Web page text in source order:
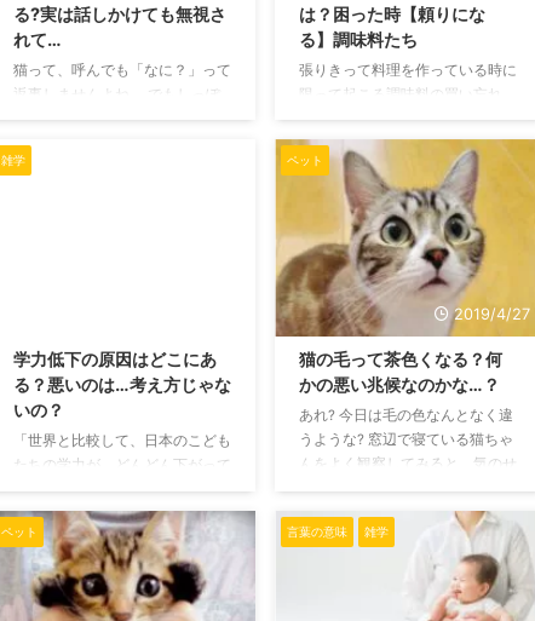
形 う-け 連用形 う-け 終止形 う-
く 連体形 う-くる 已然形 う-くれ
命令形 う-けよ 語幹―見(み)ゆ 未
然 ...
しっぽをパタパタと動かすことが
あります。 これは、これから何
をしようか?と考えている時のし
ぐさです。 あなたもこれから ...
る?実は話しかけても無視さ
れて…
猫って、呼んでも「なに？」って
返事しませんよね。 でもしっぽ
いるってことなのでしょうか? 寝
ている時にも、しっぽがピクピク
るのでしょうか? あなたの猫ちゃ
んはどうですか? 私が飼っている
猫ちゃんの名前を呼ぶと「ニャ
ー」と鳴いて返事をしてくれてい
るように見えることもあ ...
は？困った時【頼りにな
る】調味料たち
張りきって料理を作っている時に
限って起こる調味料の買い忘れ。
ないものもあるかもしれません
が、その中でも醤油はそういうわ
けにもいかないと思います。 今
回はそんな醤油の代わりに使える
ものを紹介していきます。 意外
とたくさん？醤油に代わる調味料
それでは醤油の代用品を見ていき
ます。 基本的には普段使う醤油
に完全に代われるものではないの
で、あくまで緊急時のものとして
見てください。 めんつゆ 料理に
混ぜて使う場合には恐らく最も使
いやすい代用品です。 市販のめ
んつゆの成分はだしと砂糖、 ...
雑学
学力低下の原因はどこにあ
る？悪いのは…考え方じゃな
いの？
「世界と比較して、日本のこども
たちの学力が、どんどん下がって
行われる度に話題に挙がる、この
問題。 その本当の原因はどこに
あるのでしょうか？ 今回はその
原因について見ていきます。 学
力の低下の原因となるもの ゆと
ペット
2019/4/27
猫の毛って茶色くなる？何
かの悪い兆候なのかな…？
あれ? 今日は毛の色なんとなく違
うような? 窓辺で寝ている猫ちゃ
んをよく観察してみると、気のせ
か思っていたのと毛の色違う。今
日は何となく茶色っぽい。 長年
猫を飼っていると1度は感じる疑
問です。 猫ちゃんの毛が茶色く
なることなどあるのでしょうか?
ペット 言葉の意味 雑学